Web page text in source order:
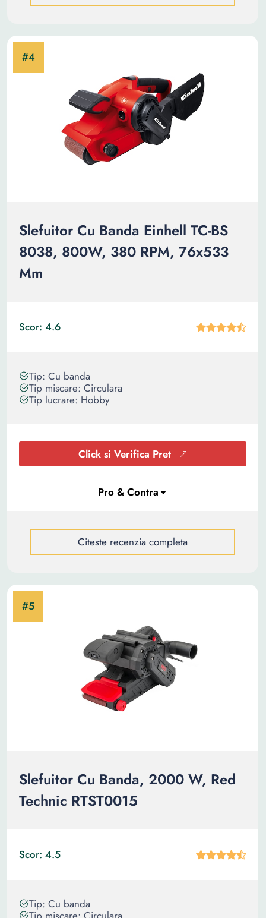
Slefuitor Cu Banda Einhell TC-BS
8038, 800W, 380 RPM, 76x533
Mm
Scor: 4.6
Tip: Cu banda
Tip miscare: Circulara
Tip lucrare: Hobby
Click si Verifica Pret
Citeste recenzia completa
Slefuitor Cu Banda, 2000 W, Red
Technic RTST0015
Scor: 4.5
Tip: Cu banda